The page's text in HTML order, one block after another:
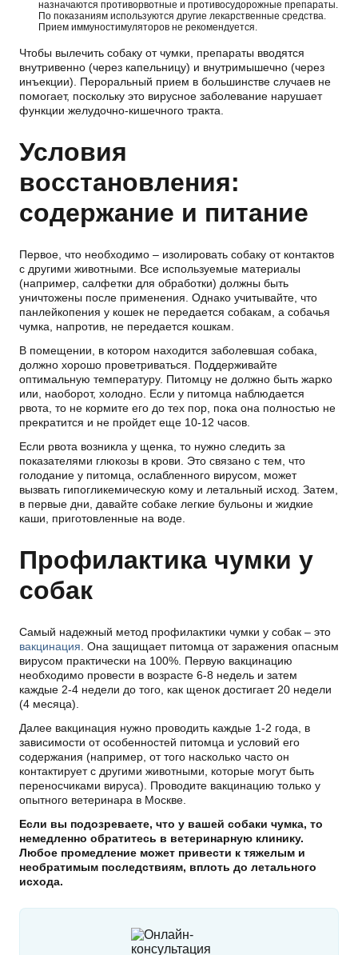
назначаются противорвотные и противосудорожные препараты.
По показаниям используются другие лекарственные средства.
Прием иммуностимуляторов не рекомендуется.
Чтобы вылечить собаку от чумки, препараты вводятся
внутривенно (через капельницу) и внутримышечно (через
инъекции). Пероральный прием в большинстве случаев не
помогает, поскольку это вирусное заболевание нарушает
функции желудочно-кишечного тракта.
Условия
восстановления:
содержание и питание
Первое, что необходимо – изолировать собаку от контактов
с другими животными. Все используемые материалы
(например, салфетки для обработки) должны быть
уничтожены после применения. Однако учитывайте, что
панлейкопения у кошек не передается собакам, а собачья
чумка, напротив, не передается кошкам.
В помещении, в котором находится заболевшая собака,
должно хорошо проветриваться. Поддерживайте
оптимальную температуру. Питомцу не должно быть жарко
или, наоборот, холодно. Если у питомца наблюдается
рвота, то не кормите его до тех пор, пока она полностью не
прекратится и не пройдет еще 10-12 часов.
Если рвота возникла у щенка, то нужно следить за
показателями глюкозы в крови. Это связано с тем, что
голодание у питомца, ослабленного вирусом, может
вызвать гипогликемическую кому и летальный исход. Затем,
в первые дни, давайте собаке легкие бульоны и жидкие
каши, приготовленные на воде.
Профилактика чумки у
собак
Самый надежный метод профилактики чумки у собак – это
вакцинация . Она защищает питомца от заражения опасным
вирусом практически на 100%. Первую вакцинацию
необходимо провести в возрасте 6-8 недель и затем
каждые 2-4 недели до того, как щенок достигает 20 недели
(4 месяца).
Далее вакцинация нужно проводить каждые 1-2 года, в
зависимости от особенностей питомца и условий его
содержания (например, от того насколько часто он
контактирует с другими животными, которые могут быть
переносчиками вируса). Проводите вакцинацию только у
опытного ветеринара в Москве.
Если вы подозреваете, что у вашей собаки чумка, то
немедленно обратитесь в ветеринарную клинику.
Любое промедление может привести к тяжелым и
необратимым последствиям, вплоть до летального
исхода.